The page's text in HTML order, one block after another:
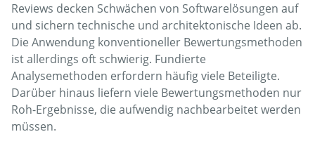
Reviews decken Schwächen von Softwarelösungen auf
und sichern technische und architektonische Ideen ab.
Die Anwendung konventioneller Bewertungsmethoden
ist allerdings oft schwierig. Fundierte
Analysemethoden erfordern häufig viele Beteiligte.
Darüber hinaus liefern viele Bewertungsmethoden nur
Roh-Ergebnisse, die aufwendig nachbearbeitet werden
müssen.